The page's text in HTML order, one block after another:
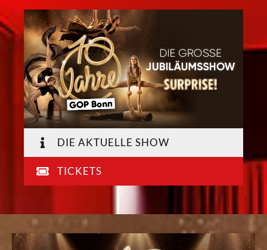
DIE AKTUELLE SHOW
TICKETS